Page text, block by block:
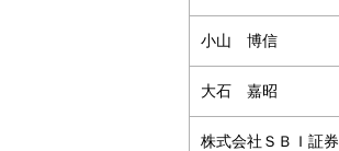
小山 博信
大石 嘉昭
株式会社ＳＢＩ証券